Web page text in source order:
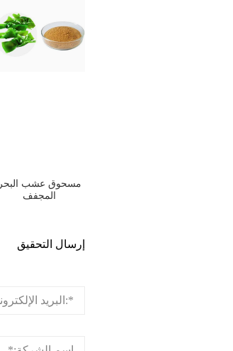
مسحوق عشب البحر
المجفف
إرسال التحقيق